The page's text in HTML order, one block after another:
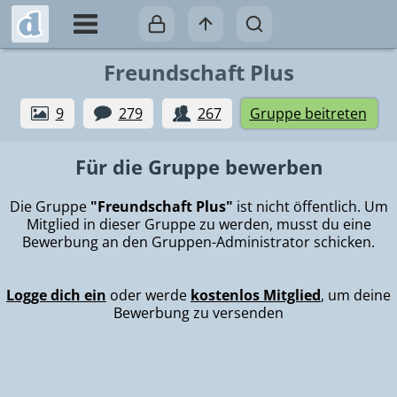
Freundschaft Plus
9 279 267 Gruppe beitreten
Für die Gruppe bewerben
Die Gruppe "Freundschaft Plus" ist nicht öffentlich. Um
Mitglied in dieser Gruppe zu werden, musst du eine
Bewerbung an den Gruppen-Administrator schicken.
Logge dich ein oder werde kostenlos Mitglied, um deine
Bewerbung zu versenden